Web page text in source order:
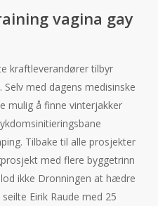
vagina gay
kraftleverandører tilbyr
med dagens medisinske
mulig å finne vinterjakker
Tilbake til alle prosjekter
med flere byggetrinn
ikke Dronningen at hædre
Eirik Raude med 25